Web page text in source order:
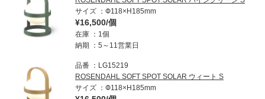
サイズ
Ф118×H185mm
¥16,500/個
在庫
1個
納期
5～11営業日
品番
LG15219
ROSENDAHL SOFT SPOT SOLAR ウィート S
サイズ
Ф118×H185mm